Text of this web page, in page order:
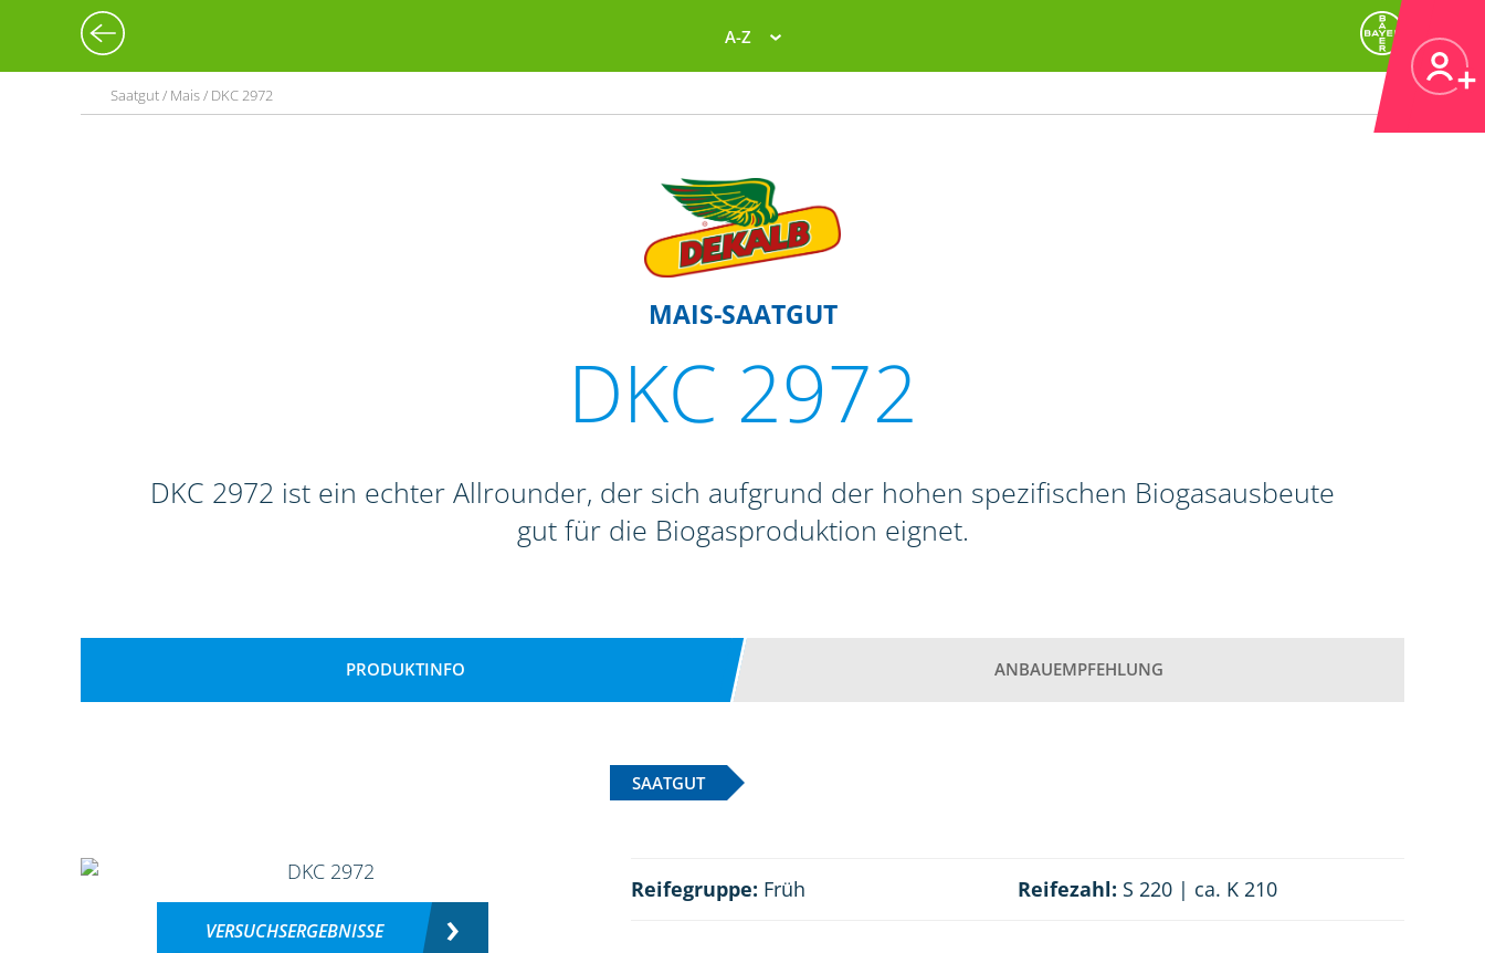
A-Z
Saatgut / Mais / DKC 2972
MAIS-SAATGUT
DKC 2972
DKC 2972 ist ein echter Allrounder, der sich aufgrund der hohen spezifischen Biogasausbeute
gut für die Biogasproduktion eignet.
PRODUKTINFO ANBAUEMPFEHLUNG
SAATGUT
VERSUCHSERGEBNISSE
Reifegruppe: Früh Reifezahl: S 220 | ca. K 210